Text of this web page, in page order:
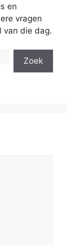
en
vragen
van die dag.
Zoek